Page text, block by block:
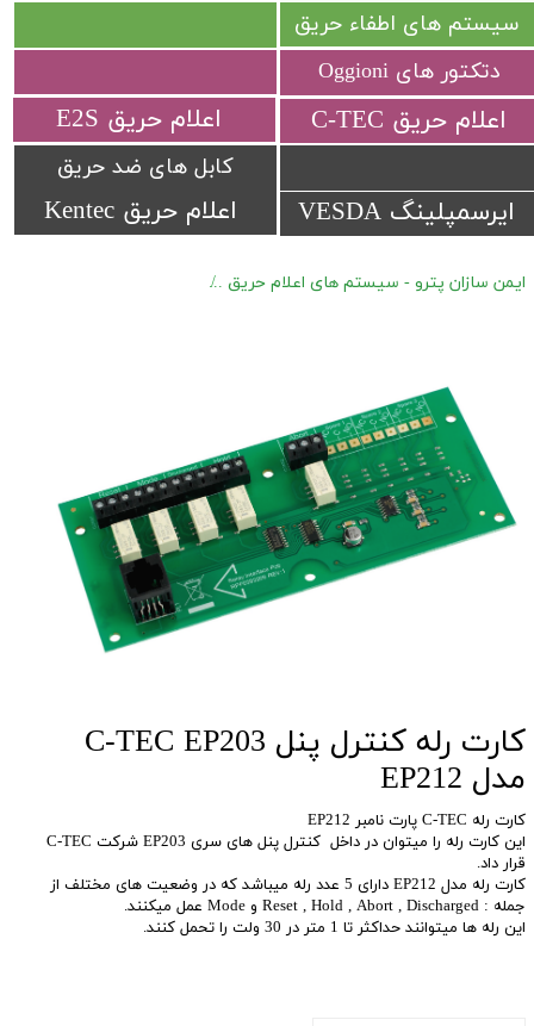
اعلام حریق Kentec
​اعلام حریق C-TEC​​​​​​​ ​اعلام حریق E2S
ایرسمپلینگ VESDA
سیستم های اطفاء حریق
کابل های ضد حریق
دتکتور های Oggioni
ایمن سازان پترو - سیستم های اعلام حریق
کارت رله کنترل پنل C-TEC EP203
مدل EP212
کارت رله C-TEC پارت نامبر EP212
قرار داد.
کارت رله مدل EP212 دارای 5 عدد رله میباشد که در وضعیت های مختلف از
جمله : Reset , Hold , Abort , Discharged و Mode عمل میکنند.
این رله ها میتوانند حداکثر تا 1 متر در 30 ولت را تحمل کنند.